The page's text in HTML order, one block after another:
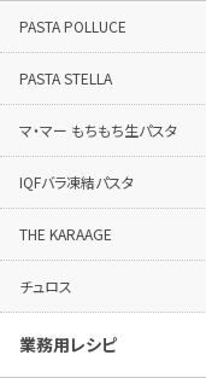
PASTA POLLUCE
PASTA STELLA
マ・マー もちもち生パスタ
IQFバラ凍結パスタ
THE KARAAGE
チュロス
業務用レシピ